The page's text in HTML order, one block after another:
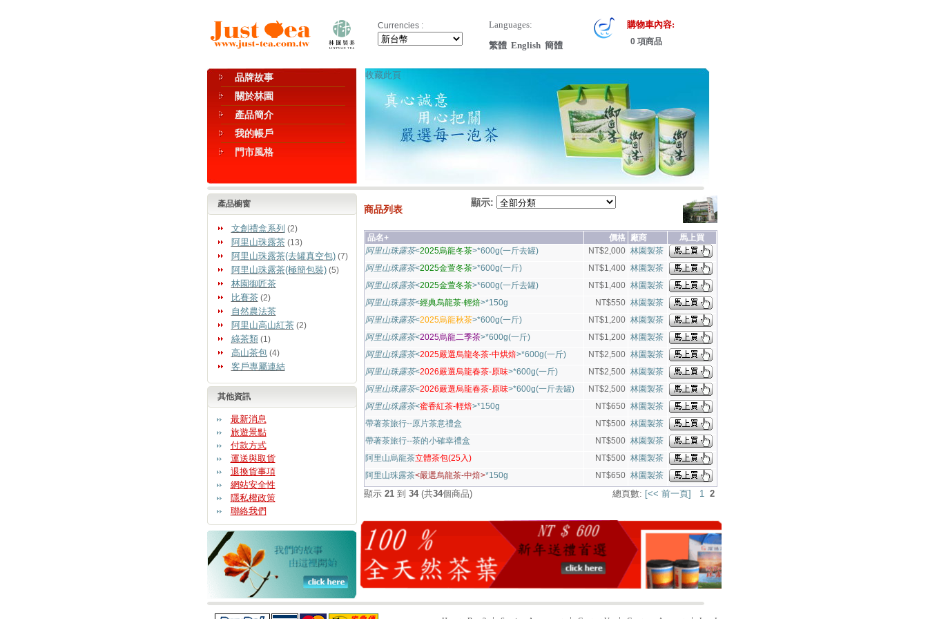
Currencies :
Languages:
繁體 English 簡體
購物車內容:
0 項商品
品牌故事
關於林園
產品簡介
我的帳戶
門市風格
收藏此頁
產品櫥窗
文創禮盒系列 (2)
阿里山珠露茶(13)
阿里山珠露茶(去罐真空包)(7)
阿里山珠露茶(極簡包裝)(5)
林園御匠茶
比賽茶(2)
自然農法茶
阿里山高山紅茶(2)
綠茶類 (1)
高山茶包(4)
客戶專屬連結
其他資訊
最新消息
旅遊景點
付款方式
運送與取貨
退換貨事項
網站安全性
隱私權政策
聯絡我們
商品列表
顯示:
品名+ 價格 廠商
馬上買
阿里山珠露茶<2025烏龍冬茶>*600g(一斤去罐) NT$2,000 林園製茶
阿里山珠露茶<2025金萱冬茶>*600g(一斤) NT$1,400 林園製茶
阿里山珠露茶<2025金萱冬茶>*600g(一斤去罐) NT$1,400 林園製茶
阿里山珠露茶<經典烏龍茶-輕焙>*150g NT$550 林園製茶
阿里山珠露茶<2025烏龍秋茶>*600g(一斤) NT$1,200 林園製茶
阿里山珠露茶<2025烏龍二季茶>*600g(一斤) NT$1,200 林園製茶
阿里山珠露茶<2025嚴選烏龍冬茶-中烘焙>*600g(一斤) NT$2,500 林園製茶
阿里山珠露茶<2026嚴選烏龍春茶-原味>*600g(一斤) NT$2,500 林園製茶
阿里山珠露茶<2026嚴選烏龍春茶-原味>*600g(一斤去罐) NT$2,500 林園製茶
阿里山珠露茶<蜜香紅茶-輕焙>*150g NT$650 林園製茶
帶著茶旅行--原片茶意禮盒
NT$500 林園製茶
帶著茶旅行--茶的小確幸禮盒
NT$500 林園製茶
阿里山烏龍茶立體茶包(25入) NT$500 林園製茶
阿里山珠露茶<嚴選烏龍茶-中焙>*150g NT$650 林園製茶
顯示 21到 34(共34個商品) 總頁數: [<< 前一頁] 1 2